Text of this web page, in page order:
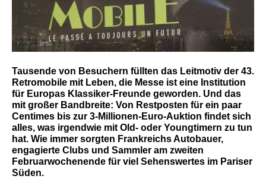
Tausende von Besuchern füllten das Leitmotiv der 43.
Retromobile mit Leben, die Messe ist eine Institution
für Europas Klassiker-Freunde geworden. Und das
mit großer Bandbreite: Von Restposten für ein paar
Centimes bis zur 3-Millionen-Euro-Auktion findet sich
alles, was irgendwie mit Old- oder Youngtimern zu tun
hat. Wie immer sorgten Frankreichs Autobauer,
engagierte Clubs und Sammler am zweiten
Februarwochenende für viel Sehenswertes im Pariser
Süden.